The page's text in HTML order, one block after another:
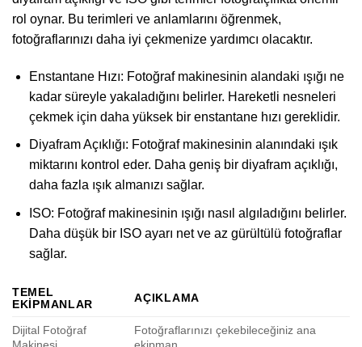
rol oynar. Bu terimleri ve anlamlarını öğrenmek,
fotoğraflarınızı daha iyi çekmenize yardımcı olacaktır.
Enstantane Hızı: Fotoğraf makinesinin alandaki ışığı ne
kadar süreyle yakaladığını belirler. Hareketli nesneleri
çekmek için daha yüksek bir enstantane hızı gereklidir.
Diyafram Açıklığı: Fotoğraf makinesinin alanındaki ışık
miktarını kontrol eder. Daha geniş bir diyafram açıklığı,
daha fazla ışık almanızı sağlar.
ISO: Fotoğraf makinesinin ışığı nasıl algıladığını belirler.
Daha düşük bir ISO ayarı net ve az gürültülü fotoğraflar
sağlar.
TEMEL
EKIPMANLAR
AÇIKLAMA
Dijital Fotoğraf
Fotoğraflarınızı çekebileceğiniz ana